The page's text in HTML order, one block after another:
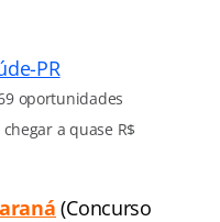
oportunidades
a quase R$
(Concurso